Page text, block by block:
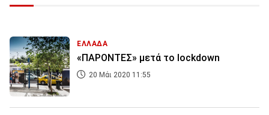
ΕΛΛΑΔΑ
«ΠΑΡΟΝΤΕΣ» μετά το lockdown
20 Μάι 2020 11:55